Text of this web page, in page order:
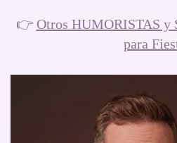
👉 Otros HUMORISTAS y
para